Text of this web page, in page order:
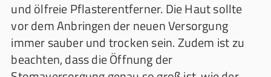
und ölfreie Pflasterentferner. Die Haut sollte
vor dem Anbringen der neuen Versorgung
immer sauber und trocken sein. Zudem ist zu
beachten, dass die Öffnung der